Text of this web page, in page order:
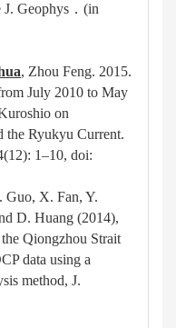
J. Geophys ． (in
, Zhou Feng. 2015.
July 2010 to May
on
the Ryukyu Current.
1–10, doi:
Guo, X. Fan, Y.
D. Huang (2014),
Qiongzhou Strait
data using a
method, J.